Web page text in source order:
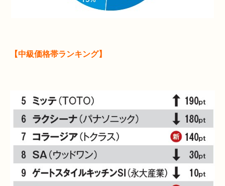
【中級価格帯ランキング】